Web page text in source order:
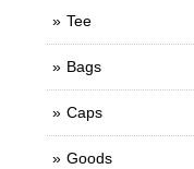
Tee
Bags
Caps
Goods